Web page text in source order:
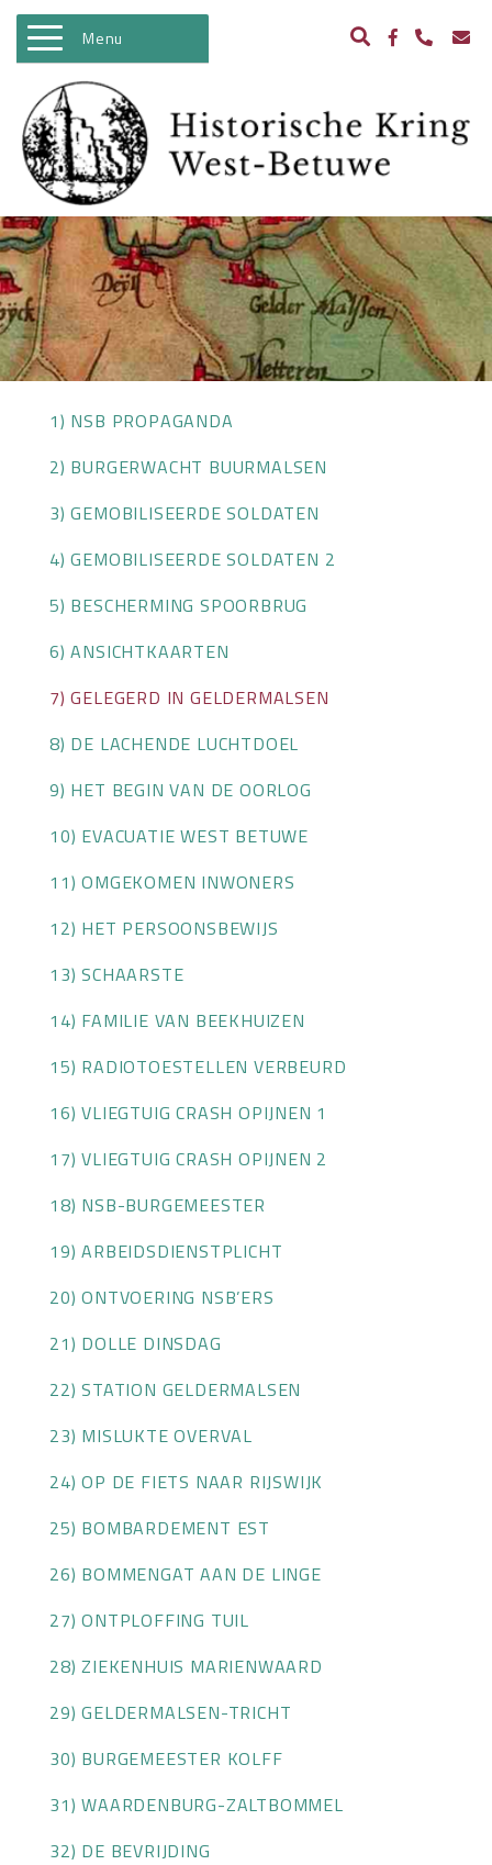
Menu
WELKOM
ACTIVITEITEN
NIEUWS
BIBLIOTHEEK
ARCHEOLOGIE
HISTORIE
BEELDBANK
KASTELEN IN WEST BETUWE
WO II
OVER HKWB
LID WORDEN
CONTACT
1) NSB PROPAGANDA
2) BURGERWACHT BUURMALSEN
3) GEMOBILISEERDE SOLDATEN
4) GEMOBILISEERDE SOLDATEN 2
5) BESCHERMING SPOORBRUG
6) ANSICHTKAARTEN
7) GELEGERD IN GELDERMALSEN
8) DE LACHENDE LUCHTDOEL
9) HET BEGIN VAN DE OORLOG
10) EVACUATIE WEST BETUWE
11) OMGEKOMEN INWONERS
12) HET PERSOONSBEWIJS
13) SCHAARSTE
14) FAMILIE VAN BEEKHUIZEN
15) RADIOTOESTELLEN VERBEURD
16) VLIEGTUIG CRASH OPIJNEN 1
17) VLIEGTUIG CRASH OPIJNEN 2
18) NSB-BURGEMEESTER
19) ARBEIDSDIENSTPLICHT
20) ONTVOERING NSB’ERS
21) DOLLE DINSDAG
22) STATION GELDERMALSEN
23) MISLUKTE OVERVAL
24) OP DE FIETS NAAR RIJSWIJK
25) BOMBARDEMENT EST
26) BOMMENGAT AAN DE LINGE
27) ONTPLOFFING TUIL
28) ZIEKENHUIS MARIENWAARD
29) GELDERMALSEN-TRICHT
30) BURGEMEESTER KOLFF
31) WAARDENBURG-ZALTBOMMEL
32) DE BEVRIJDING